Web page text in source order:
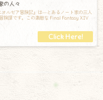
の人々
ルゼア冒険記』は―とあるノート家の三人
険譚です。この素敵な Final Fantasy XIV